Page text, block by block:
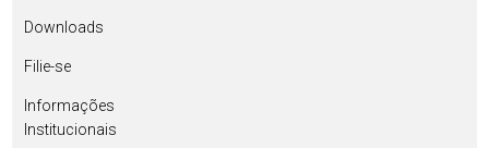
Downloads
Filie-se
Informações
Institucionais